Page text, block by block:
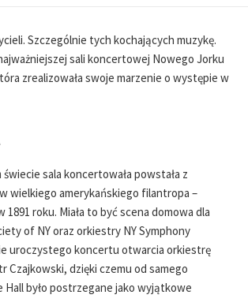
H
R
Szczególnie tych kochających muzykę.
sali koncertowej Nowego Jorku
zrealizowała swoje marzenie o występie w
świecie sala koncertowała powstała z
wielkiego amerykańskiego filantropa –
1891 roku. Miała to być scena domowa dla
of NY oraz orkiestry NY Symphony
uroczystego koncertu otwarcia orkiestrę
Czajkowski, dzięki czemu od samego
Hall było postrzegane jako wyjątkowe